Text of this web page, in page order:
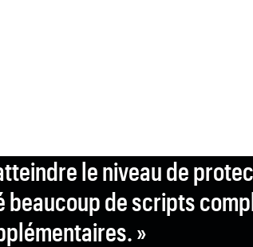
le niveau de
de scripts
»